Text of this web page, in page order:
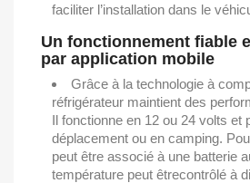
faciliter l’installation dans le
Un fonctionnement fiable
par application mobile
Grâce à la technologie à
réfrigérateur maintient des
Il fonctionne en 12 ou 24 volts et
déplacement ou en camping.
peut être associé à une batterie
température peut êtrecontrôlé à